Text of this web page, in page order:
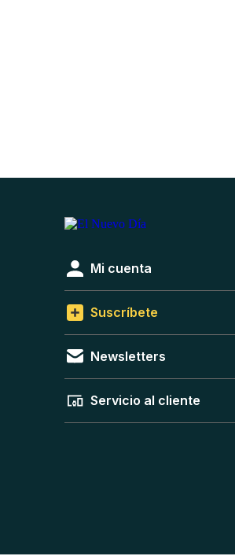
Mi cuenta
Suscríbete
Newsletters
Servicio al cliente